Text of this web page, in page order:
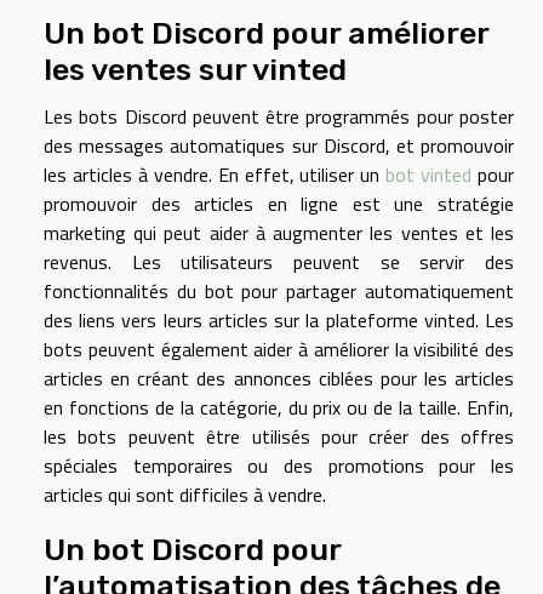
Un bot Discord pour améliorer
les ventes sur vinted
Les bots Discord peuvent être programmés pour poster
des messages automatiques sur Discord, et promouvoir
les articles à vendre. En effet, utiliser un bot vinted pour
promouvoir des articles en ligne est une stratégie
marketing qui peut aider à augmenter les ventes et les
revenus. Les utilisateurs peuvent se servir des
fonctionnalités du bot pour partager automatiquement
des liens vers leurs articles sur la plateforme vinted. Les
bots peuvent également aider à améliorer la visibilité des
articles en créant des annonces ciblées pour les articles
en fonctions de la catégorie, du prix ou de la taille. Enfin,
les bots peuvent être utilisés pour créer des offres
spéciales temporaires ou des promotions pour les
articles qui sont difficiles à vendre.
Un bot Discord pour
l’automatisation des tâches de